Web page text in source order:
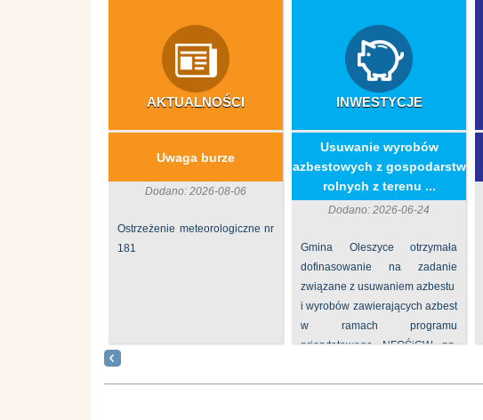
AKTUALNOŚCI
Uwaga burze
Dodano: 2026-08-06
Ostrzeżenie meteorologiczne nr
181
INWESTYCJE
​Usuwanie wyrobów
azbestowych z gospodarstw
rolnych z terenu ...
Dodano: 2026-06-24
Gmina Oleszyce otrzymała
dofinasowanie na zadanie
związane z usuwaniem azbestu
i wyrobów zawierających azbest
w ramach programu
priorytetowego NFOŚiGW pn.